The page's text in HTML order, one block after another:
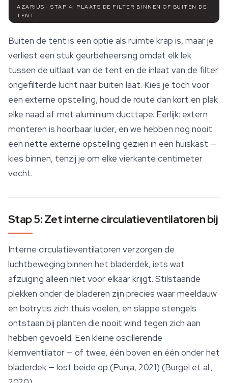
AZARIUS · STAP 4: PLAATS DE FILTER BINNEN OF BUITEN DE
TENT
Buiten de tent is een optie als ruimte krap is, maar je
verliest een stuk geurbeheersing omdat elk lek
tussen de uitlaat van de tent en de inlaat van de filter
ongefilterde lucht naar buiten laat. Kies je toch voor
een externe opstelling, houd de route dan kort en plak
elke naad af met aluminium ducttape. Eerlijk: extern
monteren is hoorbaar luider, en we hebben nog nooit
een nette externe opstelling gezien in een huiskast —
kies binnen, tenzij je om elke vierkante centimeter
vecht.
Stap 5: Zet interne circulatieventilatoren bij
Interne circulatieventilatoren verzorgen de
luchtbeweging binnen het bladerdek, iets wat
afzuiging alleen niet voor elkaar krijgt. Stilstaande
plekken onder de bladeren zijn precies waar meeldauw
en botrytis zich thuis voelen, en slappe stengels
ontstaan bij planten die nooit wind tegen zich aan
hebben gevoeld. Een kleine oscillerende
klemventilator — of twee, één boven en één onder het
bladerdek — lost beide op (Punja, 2021) (Burgel et al.,